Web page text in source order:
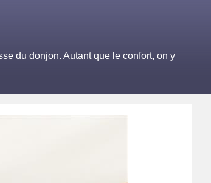
du donjon. Autant que le confort, on y